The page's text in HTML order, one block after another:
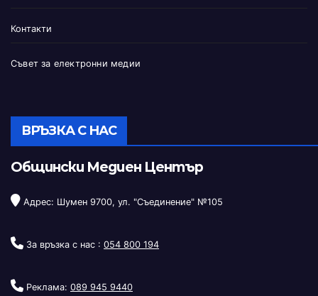
Контакти
Съвет за електронни медии
ВРЪЗКА С НАС
Общински Медиен Център
Адрес: Шумен 9700, ул. "Съединение" №105
За връзка с нас : 054 800 194
Реклама: 089 945 9440